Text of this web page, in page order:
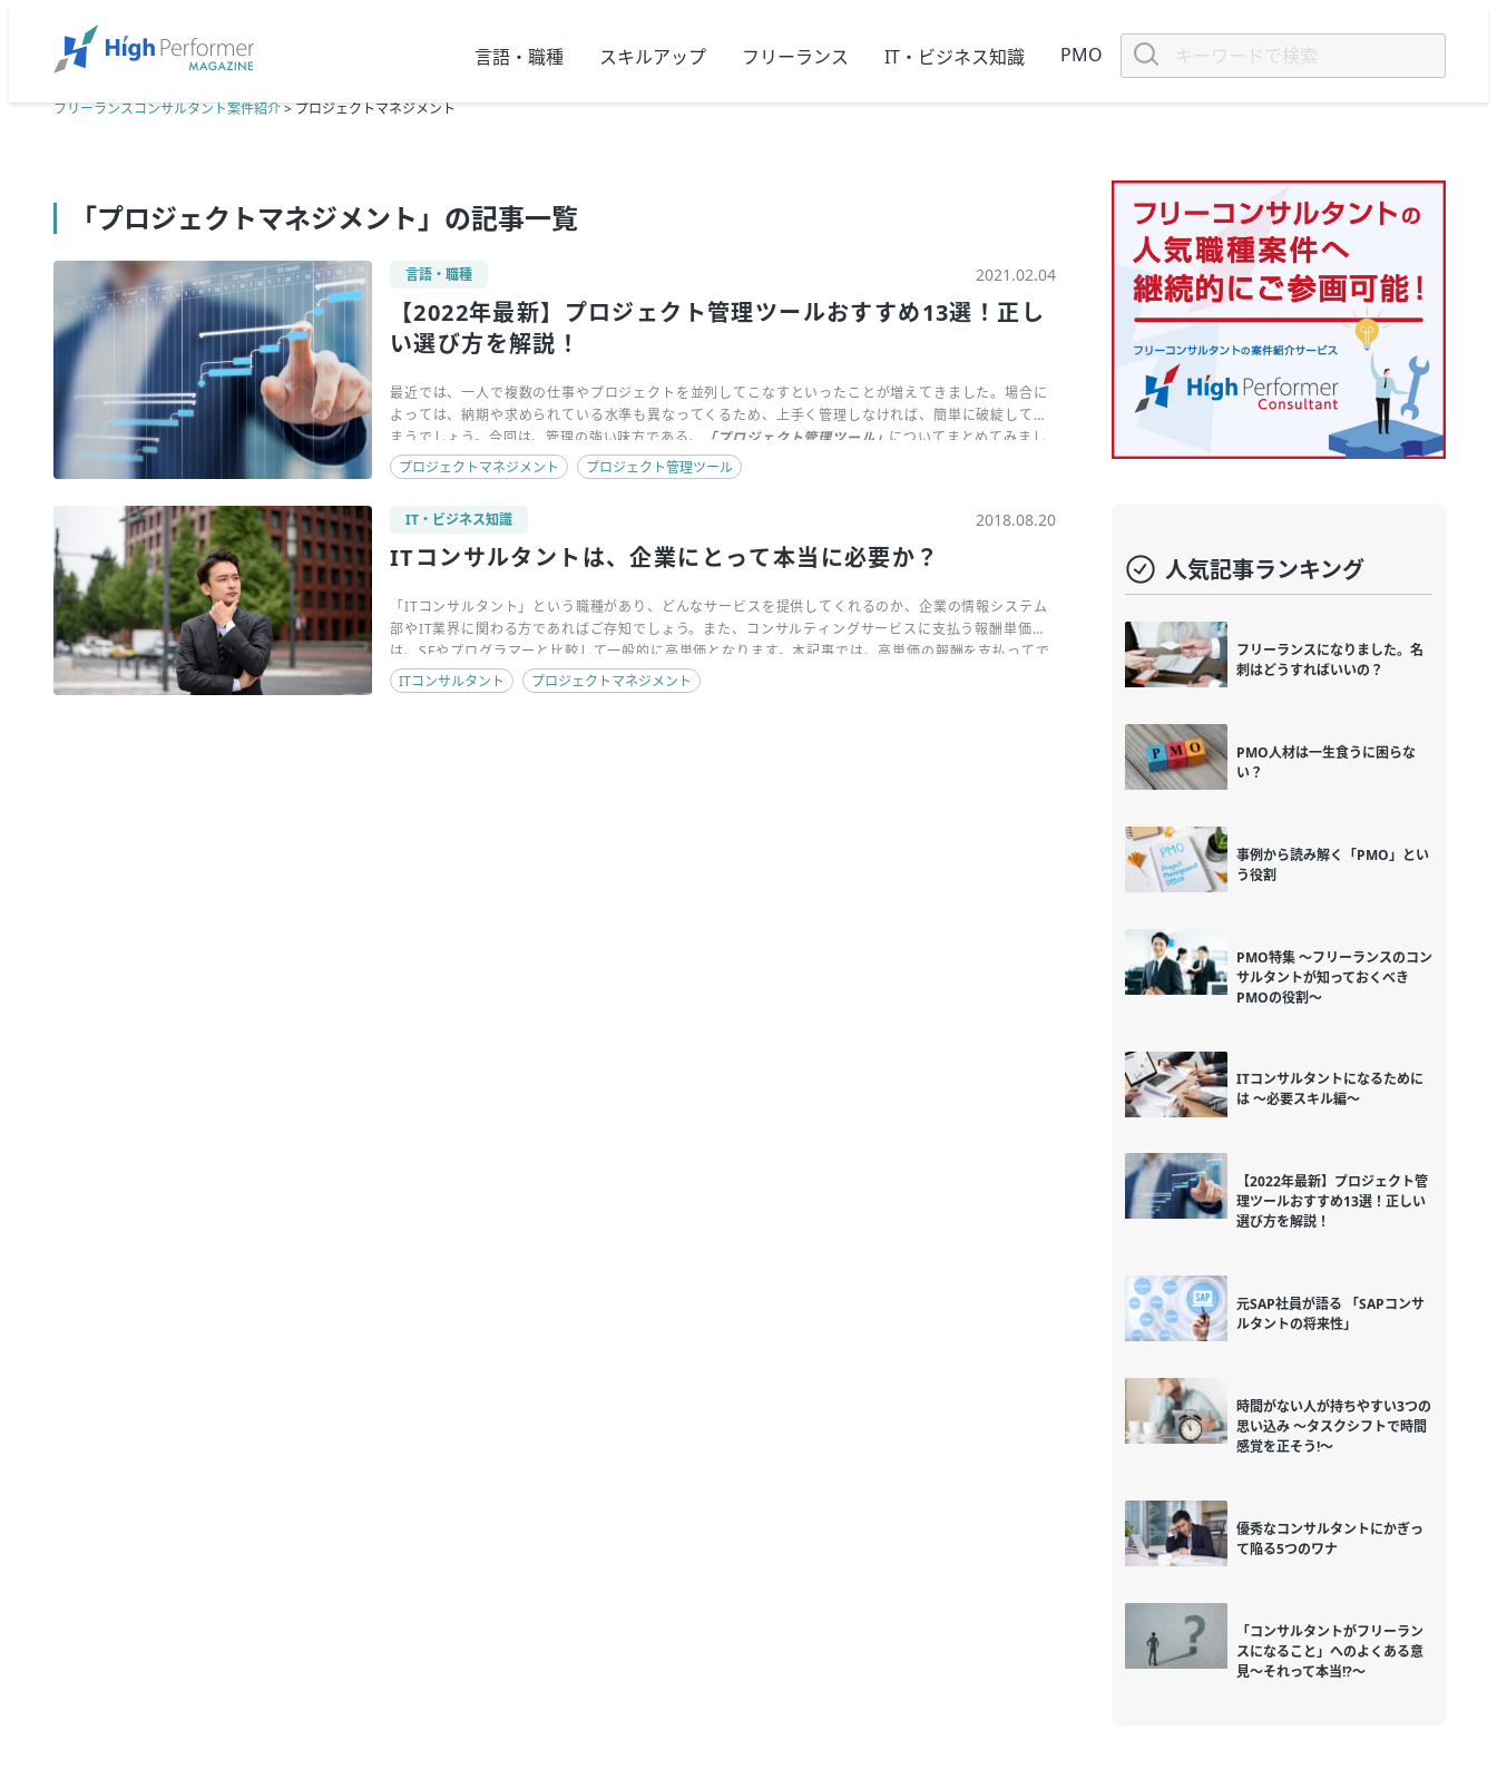
言語・職種 スキルアップ フリーランス IT・ビジネス知識 PMO
フリーランスコンサルタント案件紹介> プロジェクトマネジメント
「プロジェクトマネジメント」の記事一覧
言語・職種 2021.02.04
【2022年最新】プロジェクト管理ツールおすすめ13選！正し
い選び方を解説！
最近では、一人で複数の仕事やプロジェクトを並列してこなすといったことが増えてきました。場合に
よっては、納期や求められている水準も異なってくるため、上手く管理しなければ、簡単に破綻してし
まうでしょう。今回は、管理の強い味方である、
「プロジェクト管理ツール」 についてまとめてみまし
た。お勧めとして10個挙げておきましたので、ぜひ自分に合ったツールを探してみてください。
プロジェクトマネジメント プロジェクト管理ツール
IT・ビジネス知識 2018.08.20
ITコンサルタントは、企業にとって本当に必要か？
「ITコンサルタント」という職種があり、どんなサービスを提供してくれるのか、企業の情報システム
部やIT業界に関わる方であればご存知でしょう。また、コンサルティングサービスに支払う報酬単価
は、SEやプログラマーと比較して一般的に高単価となります。本記事では、高単価の報酬を支払ってで
も、企業にとってITコンサルタントが必要か否かを掘り下げて考えてみたいと思います。
ITコンサルタント プロジェクトマネジメント
人気記事ランキング
フリーランスになりました。名
刺はどうすればいいの？
PMO人材は一生食うに困らな
い？
事例から読み解く「PMO」とい
う役割
PMO特集 ～フリーランスのコン
サルタントが知っておくべき
PMOの役割～
ITコンサルタントになるために
は ～必要スキル編～
【2022年最新】プロジェクト管
理ツールおすすめ13選！正しい
選び方を解説！
元SAP社員が語る 「SAPコンサ
ルタントの将来性」
時間がない人が持ちやすい3つの
思い込み ～タスクシフトで時間
感覚を正そう!～
優秀なコンサルタントにかぎっ
て陥る5つのワナ
「コンサルタントがフリーラン
スになること」へのよくある意
見～それって本当!?～